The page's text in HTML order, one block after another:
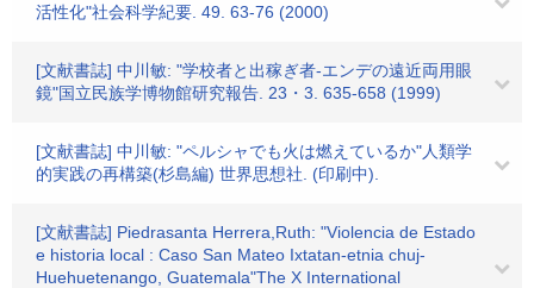
活性化"社会科学紀要. 49. 63-76 (2000)
[文献書誌] 中川敏: "学校者と出稼ぎ者-エンデの遠近両用眼
鏡"国立民族学博物館研究報告. 23・3. 635-658 (1999)
[文献書誌] 中川敏: "ペルシャでも火は燃えているか"人類学
的実践の再構築(杉島編) 世界思想社. (印刷中).
[文献書誌] Piedrasanta Herrera,Ruth: "Violencia de Estado
e historia local : Caso San Mateo Ixtatan-etnia chuj-
Huehuetenango, Guatemala"The X International